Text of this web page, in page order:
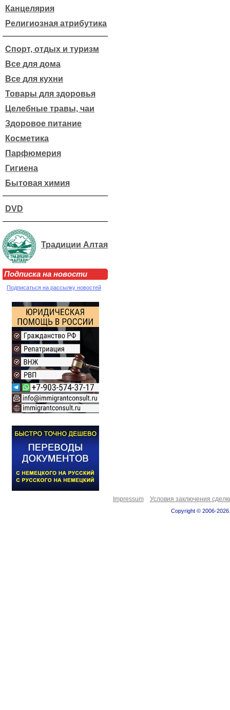
Канцелярия
Религиозная атрибутика
Спорт, отдых и туризм
Все для дома
Все для кухни
Товары для здоровья
Целебные травы, чаи
Здоровое питание
Косметика
Парфюмерия
Гигиена
Бытовая химия
DVD
Традиции Алтая
Подписка на новости
Подписаться на рассылку новостей
Impressum Условия заключения
Copyright © 2006-